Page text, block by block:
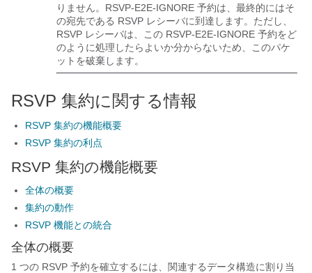
りません。RSVP-E2E-IGNORE 予約は、最終的にはそ
の宛先である RSVP レシーバに到達します。ただし、
RSVP レシーバは、この RSVP-E2E-IGNORE 予約をど
のように処理したらよいか分からないため、このパケ
ットを破棄します。
RSVP 集約に関する情報
RSVP 集約の機能概要
RSVP 集約の利点
RSVP 集約の機能概要
全体の概要
集約の動作
RSVP 機能との統合
全体の概要
1 つの RSVP 予約を確立するには、関連するデータ構造に割り当